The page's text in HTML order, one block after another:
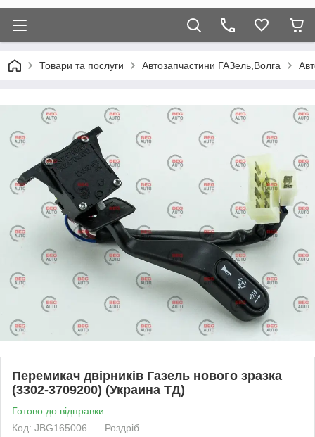
Товари та послуги Автозапчастини ГАЗель,Волга
Перемикач двірників Газель нового зразка
(3302-3709200) (Украина ТД)
Готово до відправки
Код: JBG165006
Роздріб